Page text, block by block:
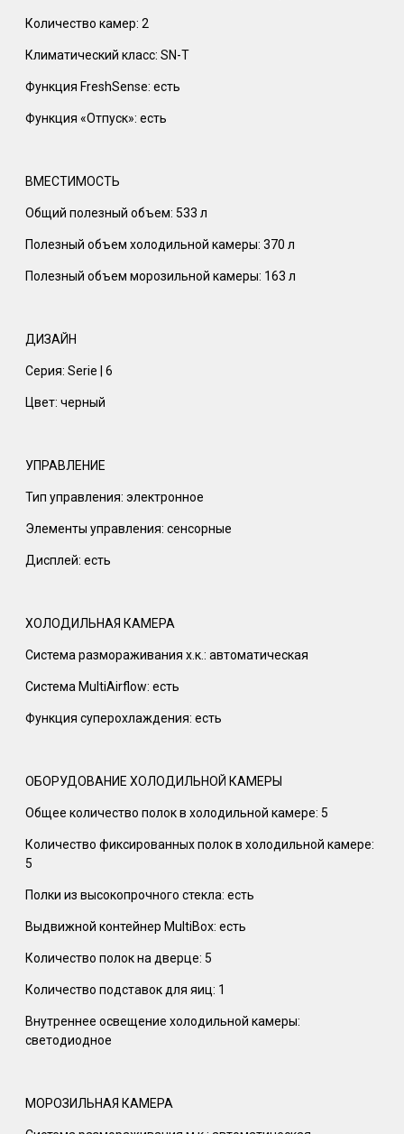
Количество камер: 2
Климатический класс: SN-T
Функция FreshSense: есть
Функция «Отпуск»: есть
ВМЕСТИМОСТЬ
Общий полезный объем: 533 л
Полезный объем холодильной камеры: 370 л
Полезный объем морозильной камеры: 163 л
ДИЗАЙН
Серия: Serie | 6
Цвет: черный
УПРАВЛЕНИЕ
Тип управления: электронное
Элементы управления: сенсорные
Дисплей: есть
ХОЛОДИЛЬНАЯ КАМЕРА
Система размораживания х.к.: автоматическая
Система MultiAirflow: есть
Функция суперохлаждения: есть
ОБОРУДОВАНИЕ ХОЛОДИЛЬНОЙ КАМЕРЫ
Общее количество полок в холодильной камере: 5
Количество фиксированных полок в холодильной камере:
5
Полки из высокопрочного стекла: есть
Выдвижной контейнер MultiBox: есть
Количество полок на дверце: 5
Количество подставок для яиц: 1
Внутреннее освещение холодильной камеры:
светодиодное
МОРОЗИЛЬНАЯ КАМЕРА